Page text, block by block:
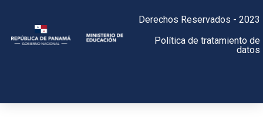
Derechos Reservados - 2023
Política de tratamiento de
datos